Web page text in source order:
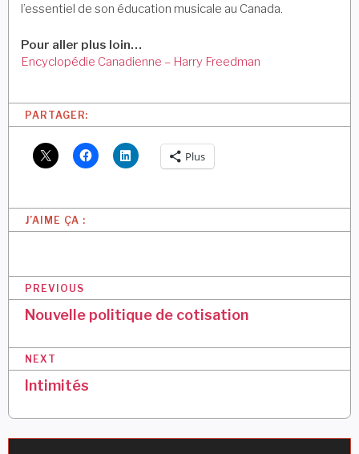
l’essentiel de son éducation musicale au Canada.
Pour aller plus loin…
Encyclopédie Canadienne – Harry Freedman
PARTAGER:
Plus
J’AIME ÇA :
N
v
i
g
a
t
PREVIOUS
Nouvelle politique de cotisation
NEXT
Intimités